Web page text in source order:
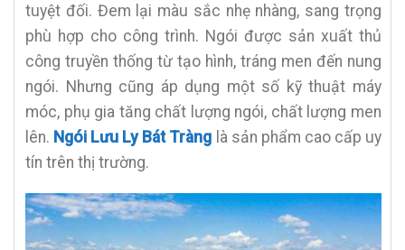
tuyệt đối. Đem lại màu sắc nhẹ nhàng, sang trọng
phù hợp cho công trình. Ngói được sản xuất thủ
công truyền thống từ tạo hình, tráng men đến nung
ngói. Nhưng cũng áp dụng một số kỹ thuật máy
móc, phụ gia tăng chất lượng ngói, chất lượng men
lên. Ngói Lưu Ly Bát Tràng là sản phẩm cao cấp uy
tín trên thị trường.